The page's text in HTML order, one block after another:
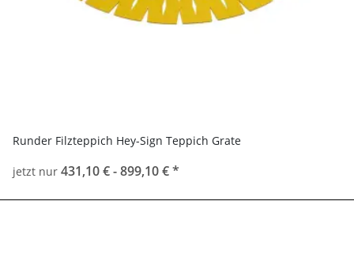
Runder Filzteppich Hey-Sign Teppich Grate
jetzt nur 431,10 € -899,10 €*